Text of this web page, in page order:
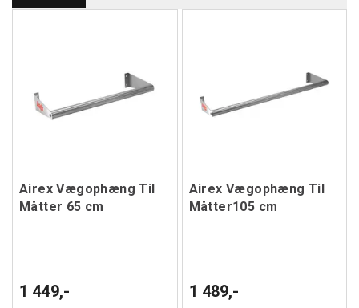
Airex Vægophæng Til
Måtter 65 cm
1 449,-
Airex Vægophæng Til
Måtter105 cm
1 489,-